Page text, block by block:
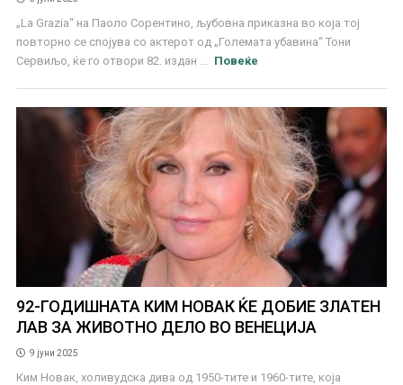
„La Grazia“ на Паоло Сорентино, љубовна приказна во која тој
повторно се спојува со актерот од „Големата убавина“ Тони
Сервиљо, ќе го отвори 82. издан ...
Повеќе
92-ГОДИШНАТА КИМ НОВАК ЌЕ ДОБИЕ ЗЛАТЕН
ЛАВ ЗА ЖИВОТНО ДЕЛО ВО ВЕНЕЦИЈА
9 јуни 2025
Ким Новак, холивудска дива од 1950-тите и 1960-тите, која